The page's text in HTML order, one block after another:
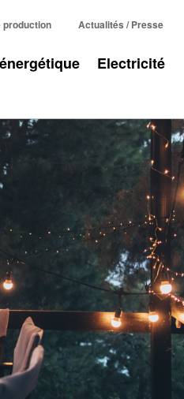
production Actualités / Presse
Electricité